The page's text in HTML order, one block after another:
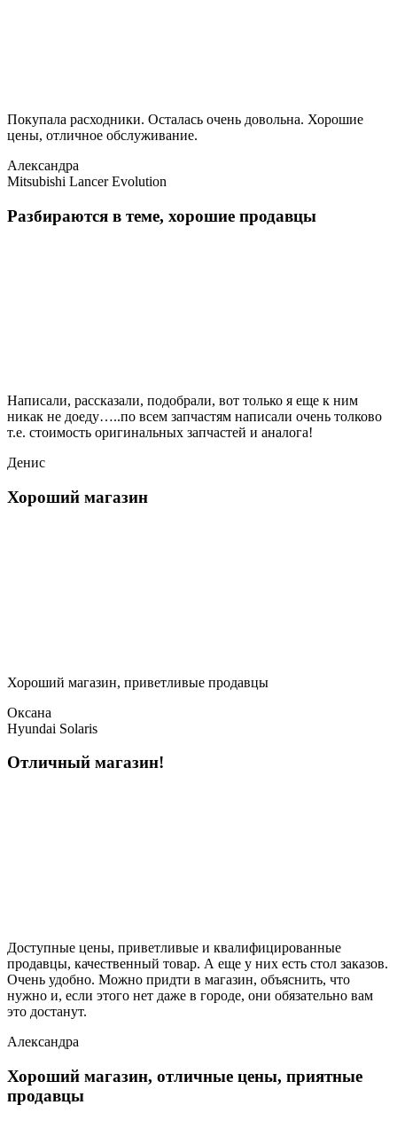
Покупала расходники. Осталась очень довольна. Хорошие
цены, отличное обслуживание.
Александра
Mitsubishi Lancer Evolution
Разбираются в теме, хорошие продавцы
Написали, рассказали, подобрали, вот только я еще к ним
никак не доеду…..по всем запчастям написали очень толково
т.е. стоимость оригинальных запчастей и аналога!
Денис
Хороший магазин
Хороший магазин, приветливые продавцы
Оксана
Hyundai Solaris
Отличный магазин!
Доступные цены, приветливые и квалифицированные
продавцы, качественный товар. А еще у них есть стол заказов.
Очень удобно. Можно придти в магазин, объяснить, что
нужно и, если этого нет даже в городе, они обязательно вам
это достанут.
Александра
Хороший магазин, отличные цены, приятные
продавцы